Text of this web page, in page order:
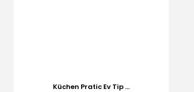
Küchen Pratic Ev Tip ...